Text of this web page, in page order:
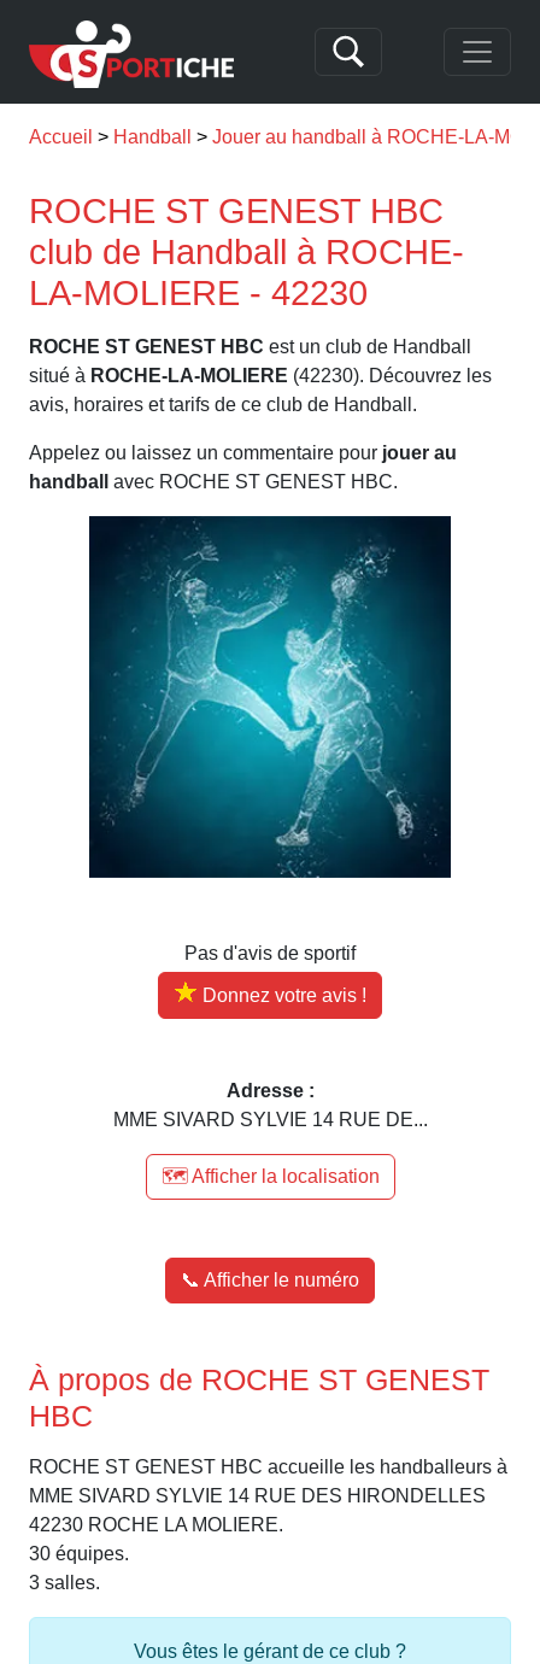
Accueil Handball Jouer au handball à ROCHE-LA-
ROCHE ST GENEST HBC
club de Handball à ROCHE-
LA-MOLIERE - 42230
ROCHE ST GENEST HBC est un club de Handball
situé à ROCHE-LA-MOLIERE (42230). Découvrez les
avis, horaires et tarifs de ce club de Handball.
Appelez ou laissez un commentaire pour jouer au
handball
avec ROCHE ST GENEST HBC.
Pas d'avis de sportif
Donnez votre avis !
Adresse :
MME SIVARD SYLVIE 14 RUE DE...
🗺️ Afficher la localisation
📞 Afficher le numéro
À propos de ROCHE ST GENEST
HBC
ROCHE ST GENEST HBC accueille les handballeurs à
MME SIVARD SYLVIE 14 RUE DES HIRONDELLES
42230 ROCHE LA MOLIERE.
30 équipes.
3 salles.
Vous êtes le gérant de ce club ?